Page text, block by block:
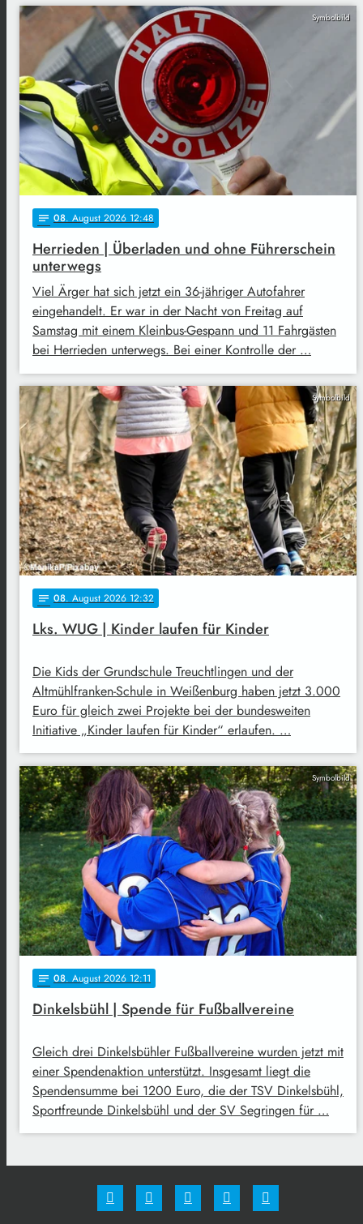
Symbolbild
notes 08. August 2026 12:48
Herrieden | Überladen und ohne Führerschein
unterwegs
Viel Ärger hat sich jetzt ein 36-jähriger Autofahrer
eingehandelt. Er war in der Nacht von Freitag auf
Samstag mit einem Kleinbus-Gespann und 11 Fahrgästen
bei Herrieden unterwegs. Bei einer Kontrolle der …
Symbolbild
notes 08. August 2026 12:32
Lks. WUG | Kinder laufen für Kinder
Die Kids der Grundschule Treuchtlingen und der
Altmühlfranken-Schule in Weißenburg haben jetzt 3.000
Euro für gleich zwei Projekte bei der bundesweiten
Initiative „Kinder laufen für Kinder“ erlaufen. …
Symbolbild
notes 08. August 2026 12:11
Dinkelsbühl | Spende für Fußballvereine
Gleich drei Dinkelsbühler Fußballvereine wurden jetzt mit
einer Spendenaktion unterstützt. Insgesamt liegt die
Spendensumme bei 1200 Euro, die der TSV Dinkelsbühl,
Sportfreunde Dinkelsbühl und der SV Segringen für …